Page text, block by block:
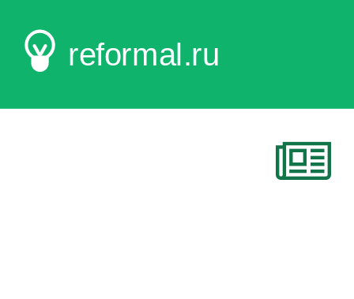
reformal.ru